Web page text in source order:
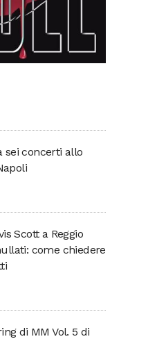
sei concerti allo
Scott a Reggio
come chiedere
di MM Vol. 5 di